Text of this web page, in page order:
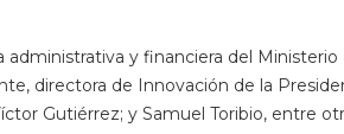
y financiera del Ministerio
directora de Innovación de la
Gutiérrez; y Samuel Toribio, entre